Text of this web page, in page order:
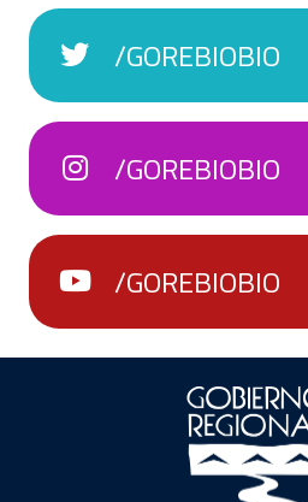
/GOREBIOBIO
/GOREBIOBIO
/GOREBIOBIO